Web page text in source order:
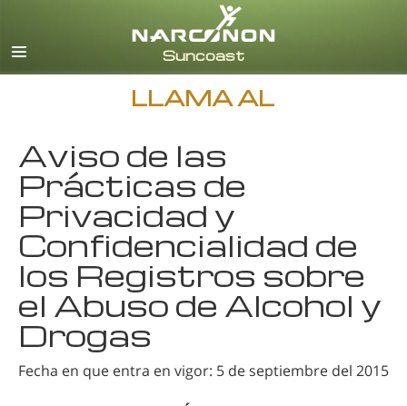
LLAMA AL
Aviso de las
Prácticas de
Privacidad y
Confidencialidad de
los Registros sobre
el Abuso de Alcohol y
Drogas
Fecha en que entra en vigor: 5 de septiembre del 2015